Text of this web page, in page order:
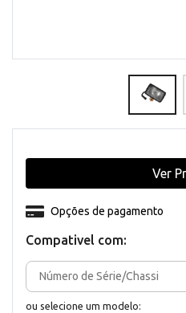
Compativel com:
ou selecione um modelo:
Opções de pagamento
Ver